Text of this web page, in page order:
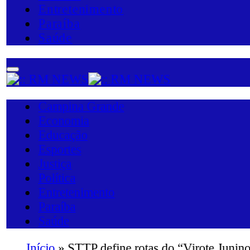
Entretenimento
Paraíba
Saúde
Campina Grande
Economia
Educação
Esportes
Justiça
Política
Entretenimento
Paraíba
Saúde